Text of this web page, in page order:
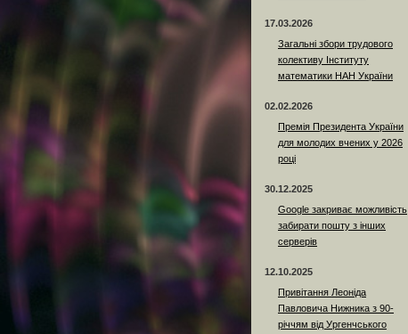
17.03.2026
Загальні збори трудового
колективу Інституту
математики НАН України
02.02.2026
Премія Президента України
для молодих вчених у 2026
році
30.12.2025
Google закриває можливість
забирати пошту з інших
серверів
12.10.2025
Привітання Леоніда
Павловича Нижника з 90-
річчям від Ургенчського